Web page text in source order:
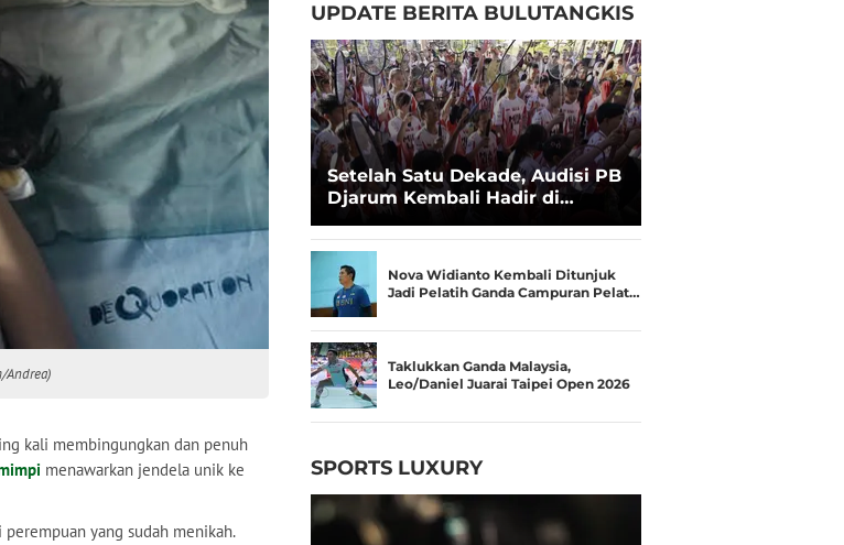
Andrea)
kali membingungkan dan penuh
menawarkan jendela unik ke
yang sudah menikah.
UPDATE BERITA BULUTANGKIS
Setelah Satu Dekade, Audisi PB
Djarum Kembali Hadir di
Talenta Super
Nova Widianto Kembali Ditunjuk
Jadi Pelatih Ganda Campuran Pelat…
Taklukkan Ganda Malaysia,
Leo/Daniel Juarai Taipei Open 2026
SPORTS LUXURY